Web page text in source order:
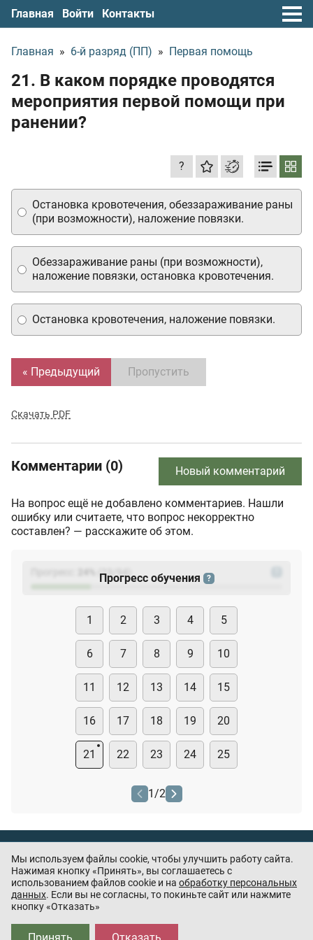
Главная Войти Контакты
Главная » 6-й разряд (ПП) » Первая помощь
21. В каком порядке проводятся
мероприятия первой помощи при
ранении?
?
Остановка кровотечения, обеззараживание раны
(при возможности), наложение повязки.
Обеззараживание раны (при возможности),
наложение повязки, остановка кровотечения.
Остановка кровотечения, наложение повязки.
« Предыдущий Пропустить
Скачать PDF
Комментарии (0) Новый комментарий
На вопрос ещё не добавлено комментариев. Нашли
ошибку или считаете, что вопрос некорректно
составлен? — расскажите об этом.
(23
Прогресс обучения ?
1 2 3 4 5
6 7 8 9 10
11 12 13 14 15
16 17 18 19 20
21 22 23 24 25
1/2
Нашли ошибку или есть предложения? —напишите
нам
Приложения партнёров:
Мы используем файлы cookie, чтобы улучшить работу сайта.
Нажимая кнопку «Принять», вы соглашаетесь с
использованием файлов cookie и на обработку персональных
данных. Если вы не согласны, то покиньте сайт или нажмите
кнопку «Отказать»